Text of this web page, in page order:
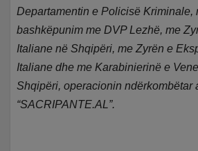
Departamentin e Policisë Kriminale,
bashkëpunim me DVP Lezhë, me
Italiane në Shqipëri, me Zyrën e
Italiane dhe me Karabinierinë e
Shqipëri, operacionin ndërkombëtar
“SACRIPANTE.AL”.